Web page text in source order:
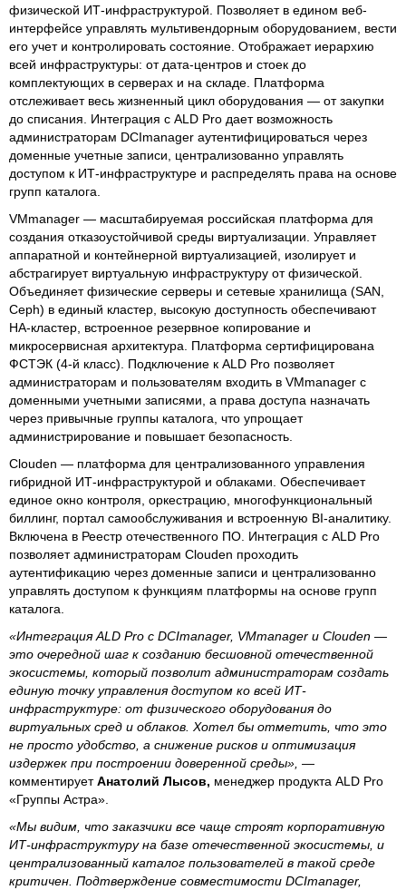
физической ИТ-инфраструктурой. Позволяет в едином веб-
интерфейсе управлять мультивендорным оборудованием, вести
его учет и контролировать состояние. Отображает иерархию
всей инфраструктуры: от дата-центров и стоек до
комплектующих в серверах и на складе. Платформа
отслеживает весь жизненный цикл оборудования — от закупки
до списания. Интеграция с ALD Pro дает возможность
администраторам DCImanager аутентифицироваться через
доменные учетные записи, централизованно управлять
доступом к ИТ-инфраструктуре и распределять права на основе
групп каталога.
VMmanager — масштабируемая российская платформа для
создания отказоустойчивой среды виртуализации. Управляет
аппаратной и контейнерной виртуализацией, изолирует и
абстрагирует виртуальную инфраструктуру от физической.
Объединяет физические серверы и сетевые хранилища (SAN,
Ceph) в единый кластер, высокую доступность обеспечивают
HA-кластер, встроенное резервное копирование и
микросервисная архитектура. Платформа сертифицирована
ФСТЭК (4-й класс). Подключение к ALD Pro позволяет
администраторам и пользователям входить в VMmanager с
доменными учетными записями, а права доступа назначать
через привычные группы каталога, что упрощает
администрирование и повышает безопасность.
Clouden — платформа для централизованного управления
гибридной ИТ-инфраструктурой и облаками. Обеспечивает
единое окно контроля, оркестрацию, многофункциональный
биллинг, портал самообслуживания и встроенную BI-аналитику.
Включена в Реестр отечественного ПО. Интеграция с ALD Pro
позволяет администраторам Clouden проходить
аутентификацию через доменные записи и централизованно
управлять доступом к функциям платформы на основе групп
каталога.
«Интеграция ALD Pro с DCImanager, VMmanager и Clouden —
это очередной шаг к созданию бесшовной отечественной
экосистемы, который позволит администраторам создать
единую точку управления доступом ко всей ИТ-
инфраструктуре: от физического оборудования до
виртуальных сред и облаков. Хотел бы отметить, что это
не просто удобство, а снижение рисков и оптимизация
издержек при построении доверенной среды», —
комментируетАнатолий Лысов, менеджер продукта ALD Pro
«Группы Астра».
«Мы видим, что заказчики все чаще строят корпоративную
ИТ-инфраструктуру на базе отечественной экосистемы, и
централизованный каталог пользователей в такой среде
критичен. Подтверждение совместимости DCImanager,